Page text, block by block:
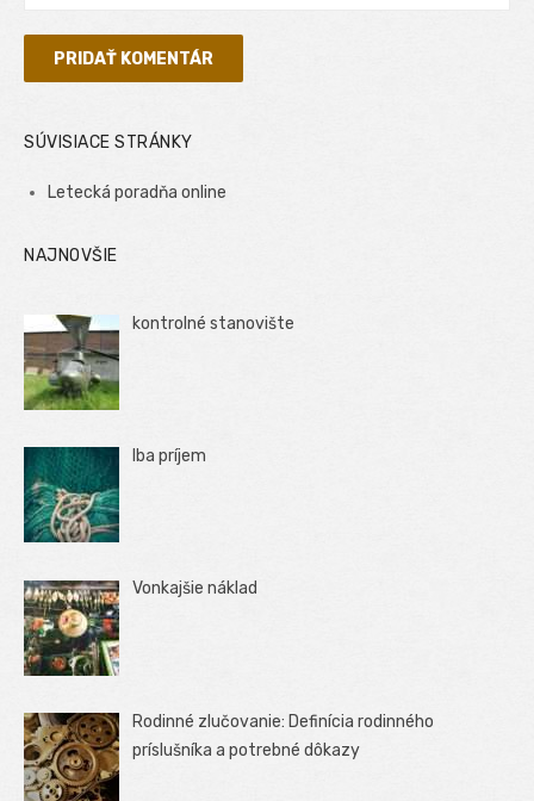
SÚVISIACE STRÁNKY
Letecká poradňa online
NAJNOVŠIE
kontrolné stanovište
Iba príjem
Vonkajšie náklad
Rodinné zlučovanie: Definícia rodinného
príslušníka a potrebné dôkazy